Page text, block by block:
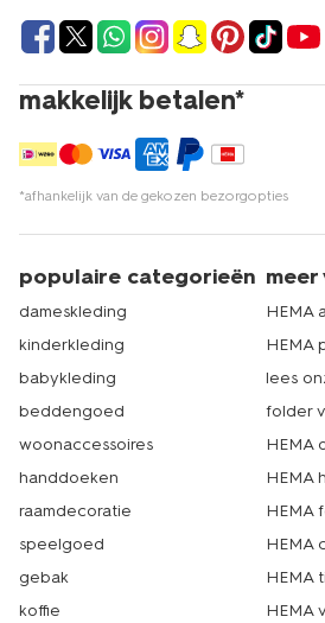
makkelijk betalen*
*afhankelijk van de gekozen bezorgopties
populaire categorieën
dameskleding
kinderkleding
babykleding
beddengoed
woonaccessoires
handdoeken
raamdecoratie
speelgoed
gebak
koffie
meer
HEMA
HEMA
lees
folder
HEMA
HEMA
HEMA
HEMA
HEMA
HEMA